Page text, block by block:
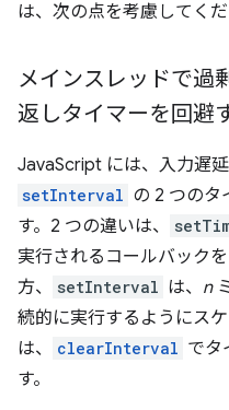
は、次の点を考慮してくだ
メインスレッドで過
返しタイマーを回避
JavaScript には、入力遅
setInterval の 2 つのタ
す。2 つの違いは、
実行されるコールバック
方、
setInterval は、 n
続的に実行するようにス
は、
clearInterval でタ
す。